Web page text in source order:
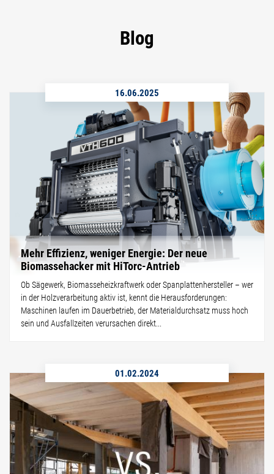
Blog
16.06.2025
Mehr Effizienz, weniger Energie: Der neue
Biomassehacker mit HiTorc-Antrieb
Ob Sägewerk, Biomasseheizkraftwerk oder Spanplattenhersteller – wer
in der Holzverarbeitung aktiv ist, kennt die Herausforderungen:
Maschinen laufen im Dauerbetrieb, der Materialdurchsatz muss hoch
sein und Ausfallzeiten verursachen direkt...
01.02.2024